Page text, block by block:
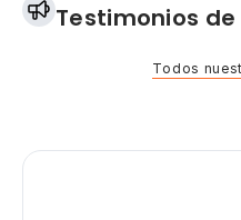
Testimonios
Todos